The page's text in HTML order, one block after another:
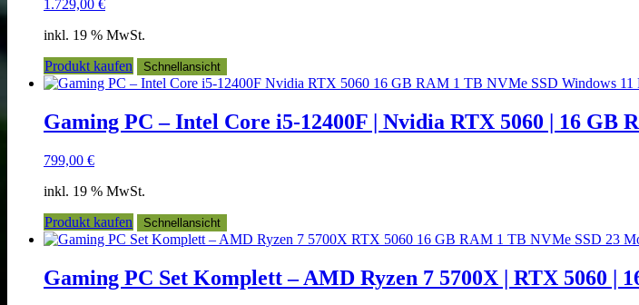
1.729,00 €
inkl. 19 % MwSt.
Produkt kaufen
Schnellansicht
Gaming PC – Intel Core i5-12400F | Nvidia RTX 5060 | 16 GB
799,00 €
inkl. 19 % MwSt.
Produkt kaufen
Schnellansicht
Gaming PC Set Komplett – AMD Ryzen 7 5700X | RTX 5060 |